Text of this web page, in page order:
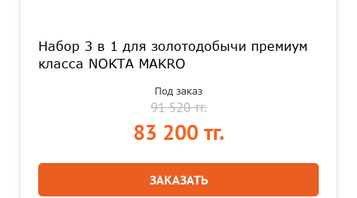
Набор 3 в 1 для золотодобычи премиум
класса NOKTA MAKRO
Под заказ
91 520 тг.
83 200 тг.
ЗАКАЗАТЬ